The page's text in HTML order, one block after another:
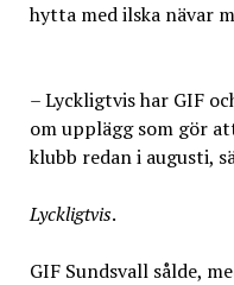
hytta med ilska nävar
– Lyckligtvis har GIF
om upplägg som gör
klubb redan i augusti,
Lyckligtvis.
GIF Sundsvall sålde,